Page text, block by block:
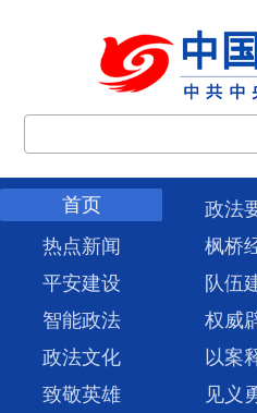
首页 政法
热点新闻
枫桥
平安建设
队伍
智能政法
权威
政法文化
以案
致敬英雄
见义